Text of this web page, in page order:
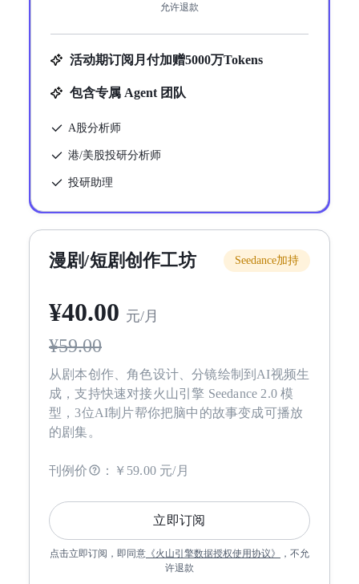
允许退款
活动期订阅月付加赠5000万Tokens
包含专属 Agent 团队
A股分析师
港/美股投研分析师
投研助理
漫剧/短剧创作工坊 Seedance加持
¥40.00 元/月
¥59.00
从剧本创作、角色设计、分镜绘制到AI视频生
成，支持快速对接火山引擎 Seedance 2.0 模
型，3位AI制片帮你把脑中的故事变成可播放
的剧集。
刊例价 ： ￥59.00 元/月
立即订阅
点击立即订阅，即同意 《火山引擎数据授权使用协议》
，不允
许退款